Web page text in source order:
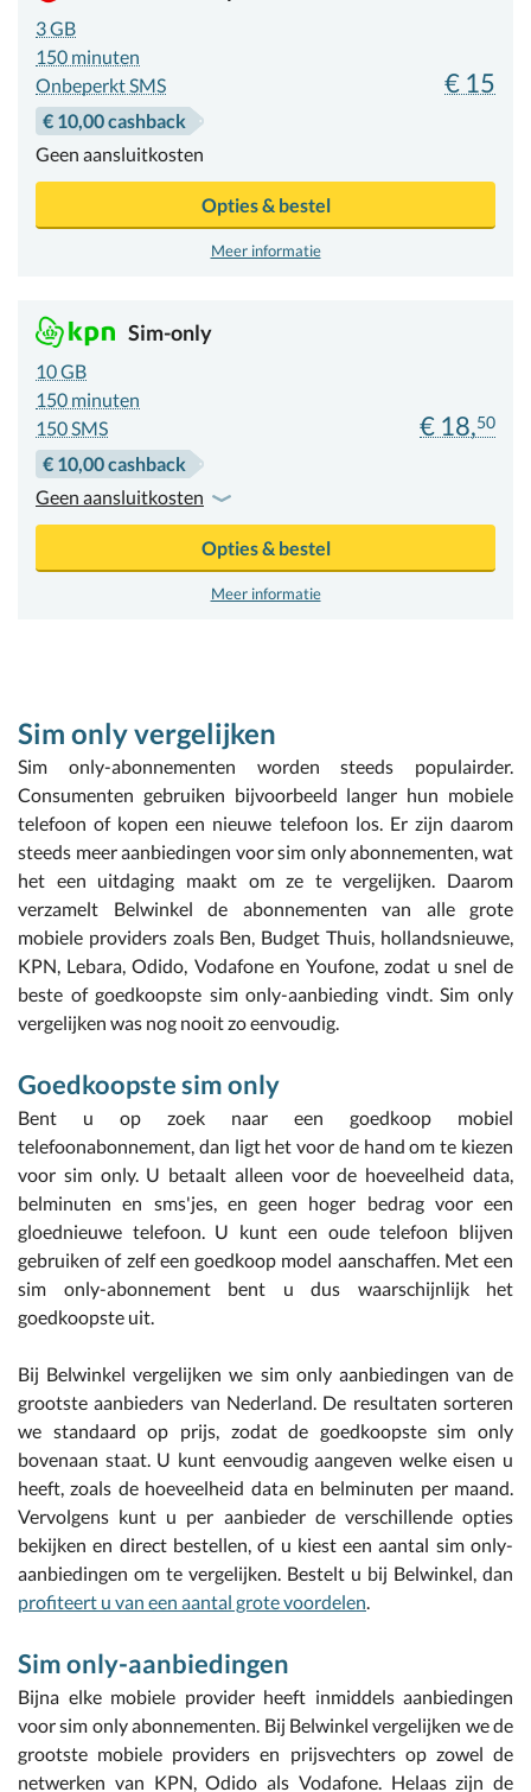
3 GB
150 minuten
Onbeperkt SMS
€ 15
€ 10,00 cashback
Geen aansluitkosten
Opties & bestel
Meer informatie
Sim-only
10 GB
150 minuten
150 SMS
€ 18,50
€ 10,00 cashback
Geen aansluitkosten
Opties & bestel
Meer informatie
Sim only vergelijken
Sim only-abonnementen worden steeds populairder.
Consumenten gebruiken bijvoorbeeld langer hun mobiele
telefoon of kopen een nieuwe telefoon los. Er zijn daarom
steeds meer aanbiedingen voor sim only abonnementen, wat
het een uitdaging maakt om ze te vergelijken. Daarom
verzamelt Belwinkel de abonnementen van alle grote
mobiele providers zoals Ben, Budget Thuis, hollandsnieuwe,
KPN, Lebara, Odido, Vodafone en Youfone, zodat u snel de
beste of goedkoopste sim only-aanbieding vindt. Sim only
vergelijken was nog nooit zo eenvoudig.
Goedkoopste sim only
Bent u op zoek naar een goedkoop mobiel
telefoonabonnement, dan ligt het voor de hand om te kiezen
voor sim only. U betaalt alleen voor de hoeveelheid data,
belminuten en sms'jes, en geen hoger bedrag voor een
gloednieuwe telefoon. U kunt een oude telefoon blijven
gebruiken of zelf een goedkoop model aanschaffen. Met een
sim only-abonnement bent u dus waarschijnlijk het
goedkoopste uit.
Bij Belwinkel vergelijken we sim only aanbiedingen van de
grootste aanbieders van Nederland. De resultaten sorteren
we standaard op prijs, zodat de goedkoopste sim only
bovenaan staat. U kunt eenvoudig aangeven welke eisen u
heeft, zoals de hoeveelheid data en belminuten per maand.
Vervolgens kunt u per aanbieder de verschillende opties
bekijken en direct bestellen, of u kiest een aantal sim only-
aanbiedingen om te vergelijken. Bestelt u bij Belwinkel, dan
profiteert u van een aantal grote voordelen.
Sim only-aanbiedingen
Bijna elke mobiele provider heeft inmiddels aanbiedingen
voor sim only abonnementen. Bij Belwinkel vergelijken we de
grootste mobiele providers en prijsvechters op zowel de
netwerken van KPN, Odido als Vodafone. Helaas zijn de